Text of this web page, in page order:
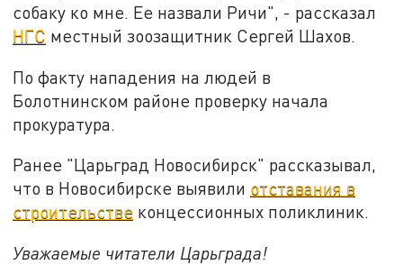
собаку ко мне. Ее назвали Ричи", - рассказал
НГС местный зоозащитник Сергей Шахов.
По факту нападения на людей в
Болотнинском районе проверку начала
прокуратура.
Ранее "Царьград Новосибирск" рассказывал,
что в Новосибирске выявили отставания в
строительстве концессионных поликлиник.
Уважаемые читатели Царьграда!